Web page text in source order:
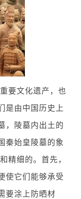
要文化遗产，也
是由中国历史上
，陵墓内出土的
秦始皇陵墓的象
精细的。首先，
使它们能够承受
要涂上防晒材